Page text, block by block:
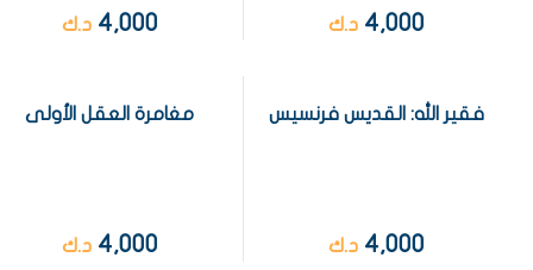
4,000 د.ك 4,000 د.ك
فقير الله: القديس فرنسيس
4,000 د.ك
مغامرة العقل الأولى
4,000 د.ك